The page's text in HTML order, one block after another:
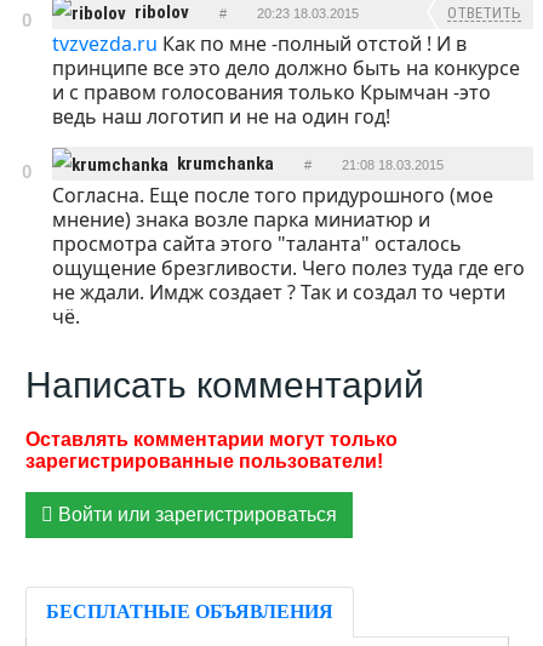
0 ribolov # 20:23 18.03.2015 ОТВЕТИТЬ
tvzvezda.ru Как по мне -полный отстой ! И в
принципе все это дело должно быть на конкурсе
и с правом голосования только Крымчан -это
ведь наш логотип и не на один год!
0 krumchanka # 21:08 18.03.2015
ОТВЕТИТЬ
Согласна. Еще после того придурошного (мое
мнение) знака возле парка миниатюр и
просмотра сайта этого "таланта" осталось
ощущение брезгливости. Чего полез туда где его
не ждали. Имдж создает ? Так и создал то черти
чё.
Написать комментарий
Войти или зарегистрироваться
БЕСПЛАТНЫЕ ОБЪЯВЛЕНИЯ